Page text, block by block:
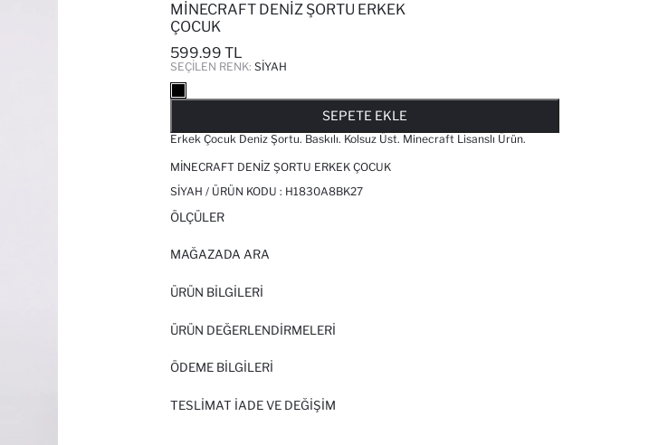
MINECRAFT DENIZ ŞORTU ERKEK
ÇOCUK
599.99 TL
SEÇILEN RENK: SIYAH
SEPETE EKLE
Erkek Çocuk Deniz Şortu. Baskılı. Kolsuz Üst. Minecraft Lisanslı Ürün.
MINECRAFT DENIZ ŞORTU ERKEK ÇOCUK
SIYAH / ÜRÜN KODU : H1830A8BK27
ÖLÇÜLER
MAĞAZADA ARA
ÜRÜN BILGILERI
ÜRÜN DEĞERLENDİRMELERİ
ÖDEME BİLGİLERİ
TESLIMAT İADE VE DEĞIŞIM